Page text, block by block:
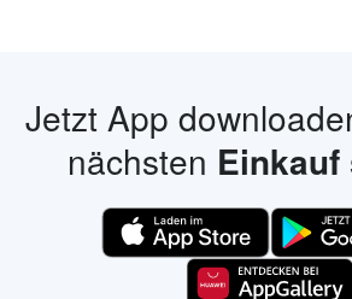
Jetzt App
nächsten Einkauf